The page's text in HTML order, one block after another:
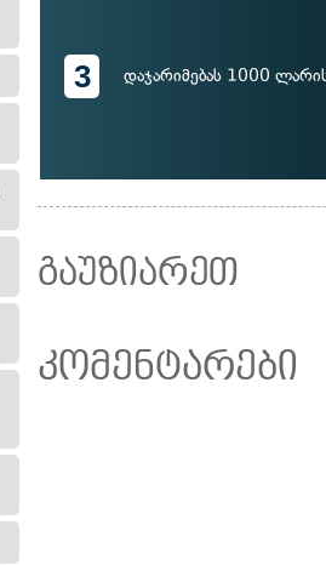
3 დაჯარიმებას 1000
გაუზიარეთ
კომენტარები